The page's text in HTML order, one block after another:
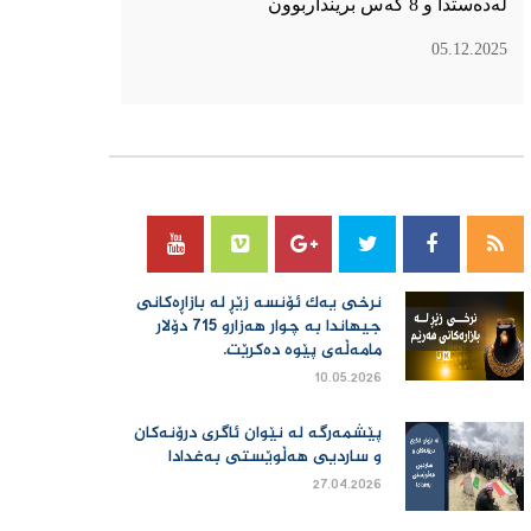
05.12.2025
نرخی یەك ئۆنسە زێڕ لە بازاڕەكانی
جیهاندا بە چوار هەزارو 715 دۆلار
مامەڵەی پێوە دەكرێت.
10.05.2026
پێشمەرگە لە نێوان ئاگری درۆنەکان
و ساردیی هەڵوێستی بەغدادا
27.04.2026